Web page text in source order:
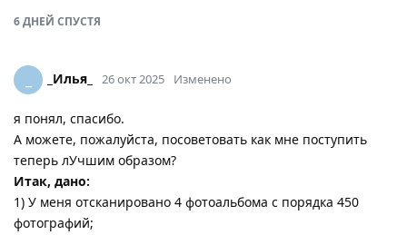
6 ДНЕЙ СПУСТЯ
_Илья_ 26 окт 2025 Изменено
я понял, спасибо.
А можете, пожалуйста, посоветовать как мне поступить
теперь лУчшим образом?
Итак, дано:
1) У меня отсканировано 4 фотоальбома с порядка 450
фотографий;